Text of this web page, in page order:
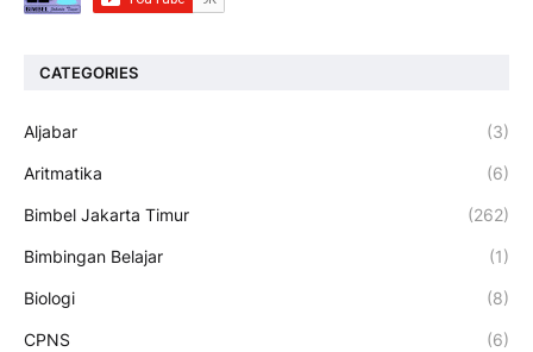
CATEGORIES
Aljabar (3)
Aritmatika (6)
Bimbel Jakarta Timur (262)
Bimbingan Belajar (1)
Biologi (8)
CPNS (6)